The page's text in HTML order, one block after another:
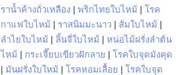
ราน้ำค้างถั่วเหลือง | พริกไทยใบไหม้ | โรค
กาแฟใบไหม้ | ราสนิมมะนาว | ส้มใบไหม้ |
ลำไยใบไหม้ | ลิ้นจี่ใบไหม้ | หน่อไม้ฝรั่งลำต้น
ไหม้ | กระเจี๊ยบเขียวฝักลาย | โรคใบจุดมังคุด
| มันฝรั่งใบใหม้ | โรคหอมเลื้อย | โรคใบจุด